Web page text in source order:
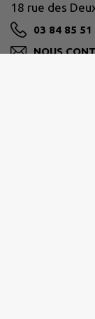
18 rue des
03 84 85 51
NOUS